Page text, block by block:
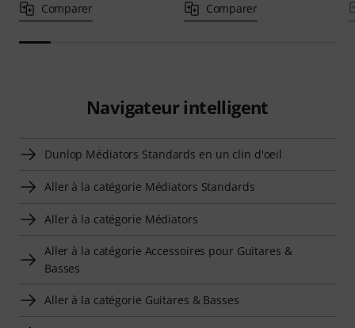
Comparer Comparer
Navigateur intelligent
Dunlop Médiators Standards en un clin d'oeil
Aller à la catégorie Médiators Standards
Aller à la catégorie Médiators
Aller à la catégorie Accessoires pour Guitares &
Basses
Aller à la catégorie Guitares & Basses